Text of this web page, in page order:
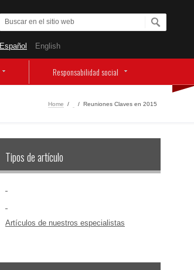
Español English
Responsabilidad social
Home / / Reuniones Claves en 2015
Tipos de artículo
Artículos de nuestros especialistas